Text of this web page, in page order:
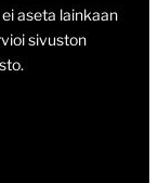
aseta lainkaan
sivuston